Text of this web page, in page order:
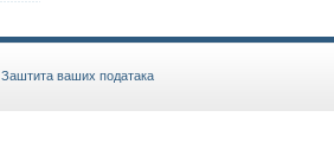
Заштита ваших података